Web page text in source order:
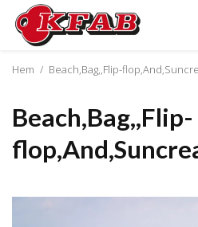
Hoppa
innehåll
Hem / Beach,Bag,,Flip-
Beach,Bag,,Flip-